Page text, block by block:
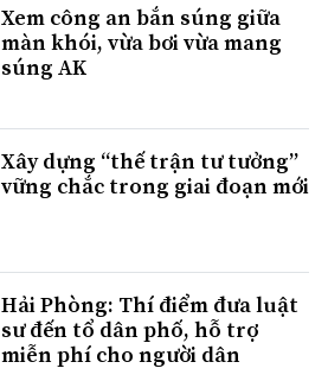
Xem công an bắn súng giữa
màn khói, vừa bơi vừa mang
súng AK
Xây dựng “thế trận tư tưởng”
vững chắc trong giai đoạn mới
Hải Phòng: Thí điểm đưa luật
sư đến tổ dân phố, hỗ trợ
miễn phí cho người dân